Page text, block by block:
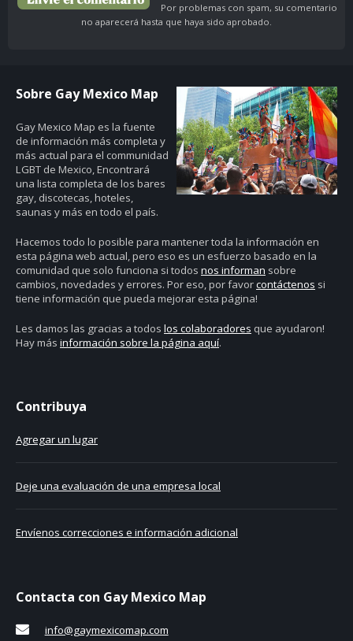
Por problemas con spam, su comentario
no aparecerá hasta que haya sido aprobado.
Sobre Gay Mexico Map
Gay Mexico Map es la fuente
de información más completa y
más actual para el communidad
LGBT de Mexico, Encontrará
una lista completa de los bares
gay, discotecas, hoteles,
saunas y más en todo el país.
Hacemos todo lo posible para mantener toda la información en
esta página web actual, pero eso es un esfuerzo basado en la
comunidad que solo funciona si todos nos informan sobre
cambios, novedades y errores. Por eso, por favorcontáctenos si
tiene información que pueda mejorar esta página!
Les damos las gracias a todos los colaboradores que ayudaron!
Hay más información sobre la página aquí.
Contribuya
Agregar un lugar
Deje una evaluación de una empresa local
Envíenos correcciones e información adicional
Contacta con Gay Mexico Map
info@gaymexicomap.com